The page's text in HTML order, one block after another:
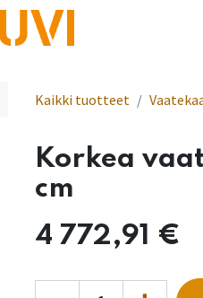
Kaikki tuotteet
Korkea
cm
4 772,91 €